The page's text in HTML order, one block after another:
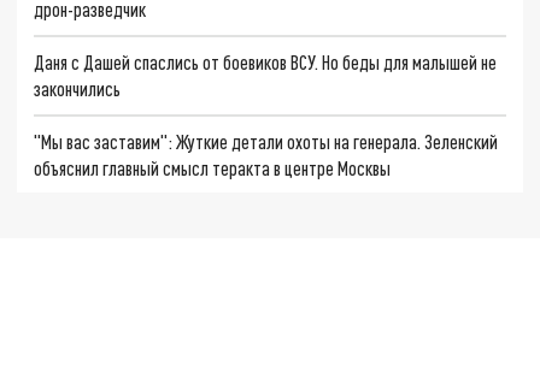
дрон-разведчик
Даня с Дашей спаслись от боевиков ВСУ. Но беды для малышей не
закончились
"Мы вас заставим": Жуткие детали охоты на генерала. Зеленский
объяснил главный смысл теракта в центре Москвы